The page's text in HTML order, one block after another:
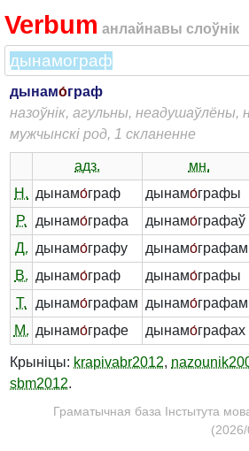
Verbum анлайнавы слоўнік
дынамо́граф
назоўнік, агульны, неадушаўлёны,
мужчынскі род, 1 скланенне
адз.
мн.
Н. дынамо́граф дынамо́графы
Р.
дынамо́графа дынамо́графаў
Д. дынамо́графу дынамо́графам
В. дынамо́граф дынамо́графы
Т.
дынамо́графам дынамо́
М. дынамо́графе дынамо́графах
Крыніцы: krapivabr2012,
sbm2012.
Граматычная база Інстытута
(2026/